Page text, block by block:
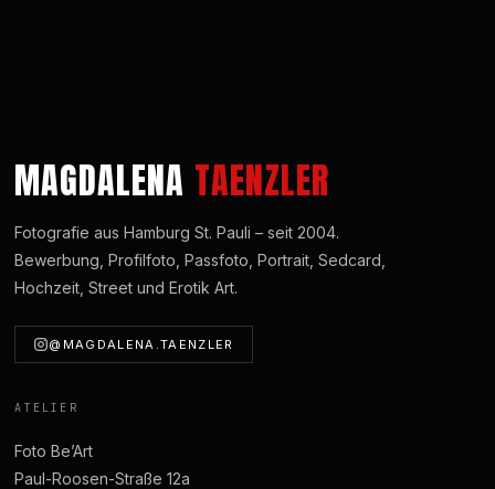
MAGDALENA TAENZLER
Fotografie aus Hamburg St. Pauli – seit 2004.
Bewerbung, Profilfoto, Passfoto, Portrait, Sedcard,
Hochzeit, Street und Erotik Art.
@MAGDALENA.TAENZLER
ATELIER
Foto Be’Art
Paul-Roosen-Straße 12a